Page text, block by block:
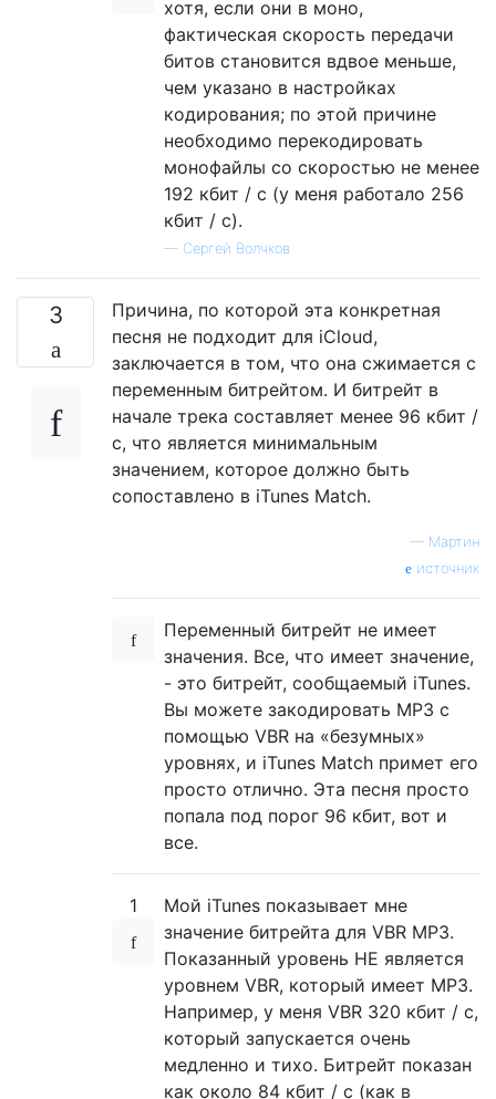
хотя, если они в моно,
фактическая скорость передачи
битов становится вдвое меньше,
чем указано в настройках
кодирования; по этой причине
необходимо перекодировать
монофайлы со скоростью не менее
192 кбит / с (у меня работало 256
кбит / с).
— Сергей Волчков
3
Причина, по которой эта конкретная
песня не подходит для iCloud,
заключается в том, что она сжимается с
переменным битрейтом. И битрейт в
начале трека составляет менее 96 кбит /
с, что является минимальным
значением, которое должно быть
сопоставлено в iTunes Match.
— Мартин
источник
Переменный битрейт не имеет
значения. Все, что имеет значение,
- это битрейт, сообщаемый iTunes.
Вы можете закодировать MP3 с
помощью VBR на «безумных»
уровнях, и iTunes Match примет его
просто отлично. Эта песня просто
попала под порог 96 кбит, вот и
все.
1
Мой iTunes показывает мне
значение битрейта для VBR MP3.
Показанный уровень НЕ является
уровнем VBR, который имеет MP3.
Например, у меня VBR 320 кбит / с,
который запускается очень
медленно и тихо. Битрейт показан
как около 84 кбит / с (как в